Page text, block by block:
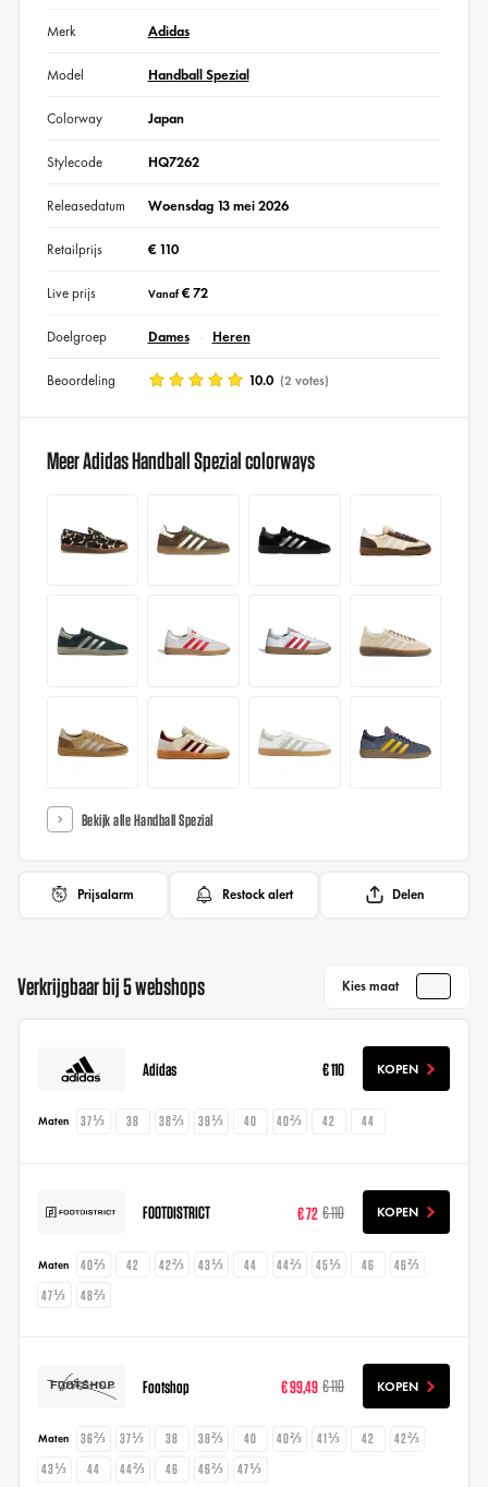
Merk Adidas
Model Handball Spezial
Colorway Japan
Stylecode HQ7262
Releasedatum Woensdag 13 mei 2026
Retailprijs € 110
Live prijs Vanaf€ 72
Doelgroep Dames Heren
Beoordeling 10.0 (2 votes)
Meer Adidas Handball Spezial colorways
Bekijk alle Handball Spezial
Prijsalarm Restock alert Delen
Verkrijgbaar bij 5 webshops Kies maat
Adidas € 110 KOPEN
Maten 37⅓ 38 38⅔ 39⅓ 40 40⅔ 42 44
FOOTDISTRICT € 72 € 110 KOPEN
Maten 40⅔ 42 42⅔ 43⅓ 44 44⅔ 45⅓ 46
46⅔
47⅓
48⅔
Footshop € 99,49 € 110 KOPEN
Maten 36⅔ 37⅓ 38 38⅔ 40 40⅔ 41⅓ 42
42⅔
43⅓
44 44⅔ 46 46⅔ 47⅓